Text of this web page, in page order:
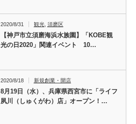
2020/8/31 観光, 須磨区
【神戸市立須磨海浜水族園】「KOBE観
光の日2020」関連イベント 10…
2020/8/18 新規創業・開店
8月19日（水）、兵庫県西宮市に「ライフ
夙川（しゅくがわ）店」オープン！…